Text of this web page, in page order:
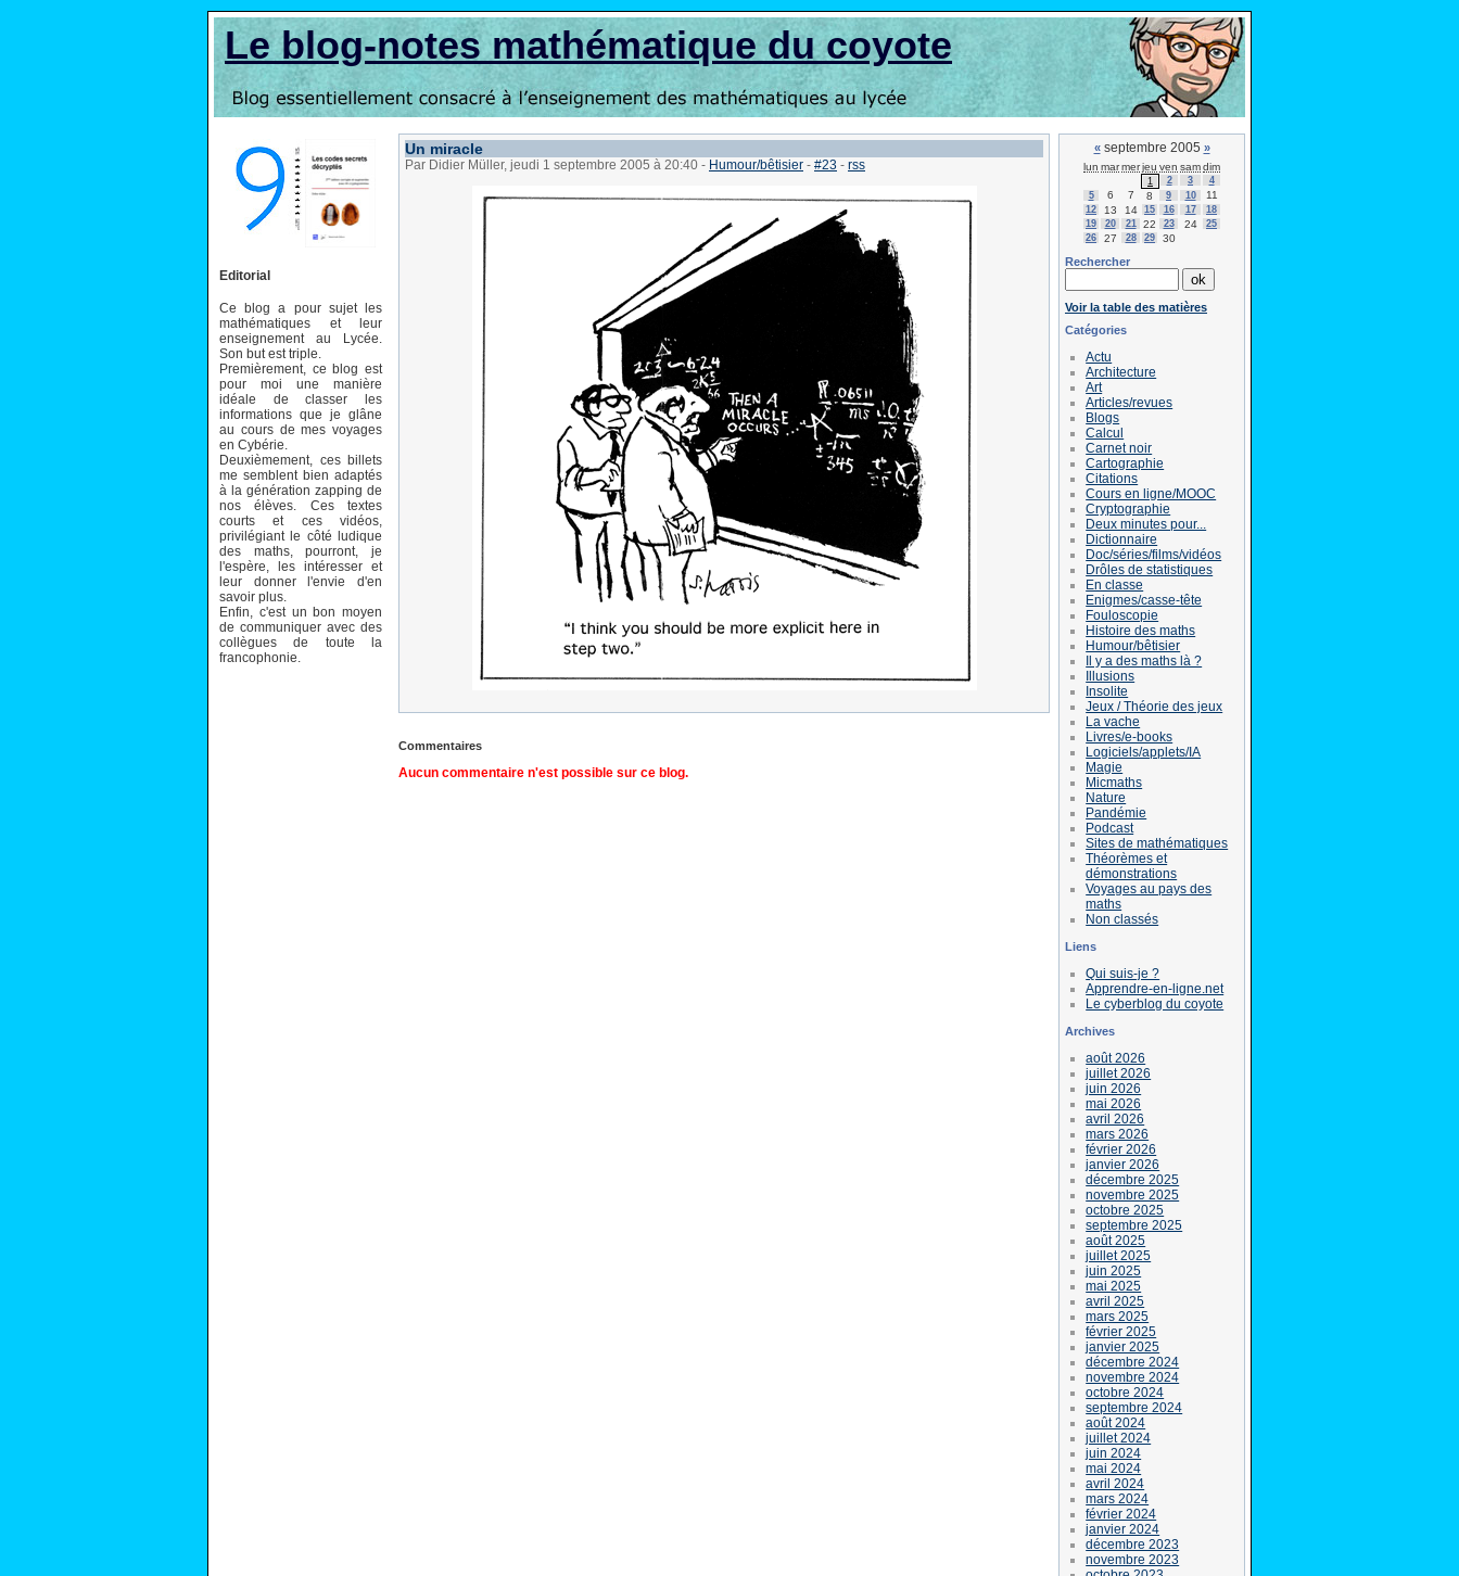
Le blog-notes mathématique du coyote
Editorial
Ce blog a pour sujet les
mathématiques et leur
enseignement au Lycée.
Son but est triple.
Premièrement, ce blog est
pour moi une manière
idéale de classer les
informations que je glâne
au cours de mes voyages
en Cybérie.
Deuxièmement, ces billets
me semblent bien adaptés
à la génération zapping de
nos élèves. Ces textes
courts et ces vidéos,
privilégiant le côté ludique
des maths, pourront, je
l'espère, les intéresser et
leur donner l'envie d'en
savoir plus.
Enfin, c'est un bon moyen
de communiquer avec des
collègues de toute la
francophonie.
Un miracle
Par Didier Müller, jeudi 1 septembre 2005 à 20:40 - Humour/bêtisier - #23 - rss
Commentaires
Aucun commentaire n'est possible sur ce blog.
«septembre 2005 »
lun marmerjeu ven samdim
1 2 3
4
5
6 7 8 9 10 11
12 13 14 15 16 17
18
19
20 21 22 23 24
25
26
27 28 29 30
Rechercher
Voir la table des matières
Catégories
Actu
Architecture
Art
Articles/revues
Blogs
Calcul
Carnet noir
Cartographie
Citations
Cours en ligne/MOOC
Cryptographie
Deux minutes pour...
Dictionnaire
Doc/séries/films/vidéos
Drôles de statistiques
En classe
Enigmes/casse-tête
Fouloscopie
Histoire des maths
Humour/bêtisier
Il y a des maths là ?
Illusions
Insolite
Jeux / Théorie des jeux
La vache
Livres/e-books
Logiciels/applets/IA
Magie
Micmaths
Nature
Pandémie
Podcast
Sites de mathématiques
Théorèmes et
démonstrations
Voyages au pays des
maths
Non classés
Liens
Qui suis-je ?
Apprendre-en-ligne.net
Le cyberblog du coyote
Archives
août 2026
juillet 2026
juin 2026
mai 2026
avril 2026
mars 2026
février 2026
janvier 2026
décembre 2025
novembre 2025
octobre 2025
septembre 2025
août 2025
juillet 2025
juin 2025
mai 2025
avril 2025
mars 2025
février 2025
janvier 2025
décembre 2024
novembre 2024
octobre 2024
septembre 2024
août 2024
juillet 2024
juin 2024
mai 2024
avril 2024
mars 2024
février 2024
janvier 2024
décembre 2023
novembre 2023